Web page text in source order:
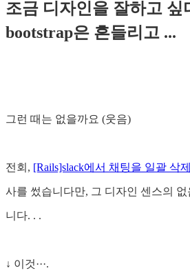
조금 디자인을 잘하고 싶
bootstrap은 흔들리고 ...
그런 때는 없을까요 (웃음)
전회, [Rails]slack에서 채팅을 일괄 삭
사를 썼습니다만, 그 디자인 센스의
니다. . .
↓ 이것···.